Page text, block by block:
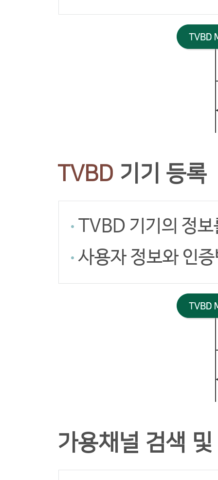
TVBD 기기 등록
TVBD 기기의 정
사용자 정보와 인
가용채널 검색